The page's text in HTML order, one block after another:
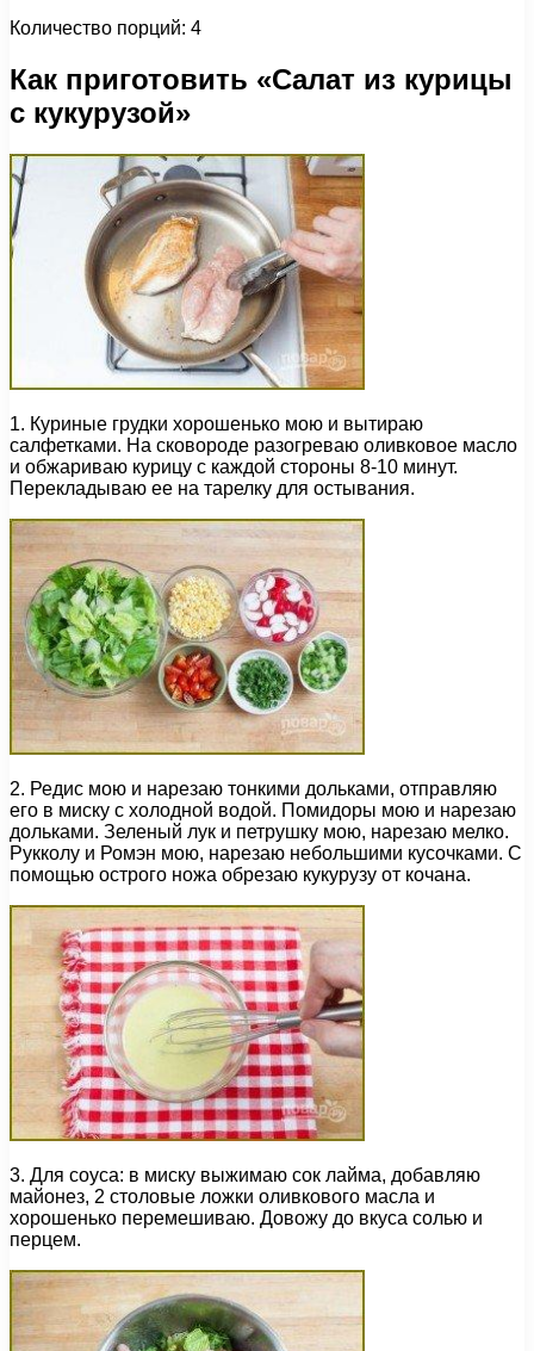
Количество порций: 4
Как приготовить «Салат из курицы
с кукурузой»
1. Куриные грудки хорошенько мою и вытираю
салфетками. На сковороде разогреваю оливковое масло
и обжариваю курицу с каждой стороны 8-10 минут.
Перекладываю ее на тарелку для остывания.
2. Редис мою и нарезаю тонкими дольками, отправляю
его в миску с холодной водой. Помидоры мою и нарезаю
дольками. Зеленый лук и петрушку мою, нарезаю мелко.
Рукколу и Ромэн мою, нарезаю небольшими кусочками. С
помощью острого ножа обрезаю кукурузу от кочана.
3. Для соуса: в миску выжимаю сок лайма, добавляю
майонез, 2 столовые ложки оливкового масла и
хорошенько перемешиваю. Довожу до вкуса солью и
перцем.